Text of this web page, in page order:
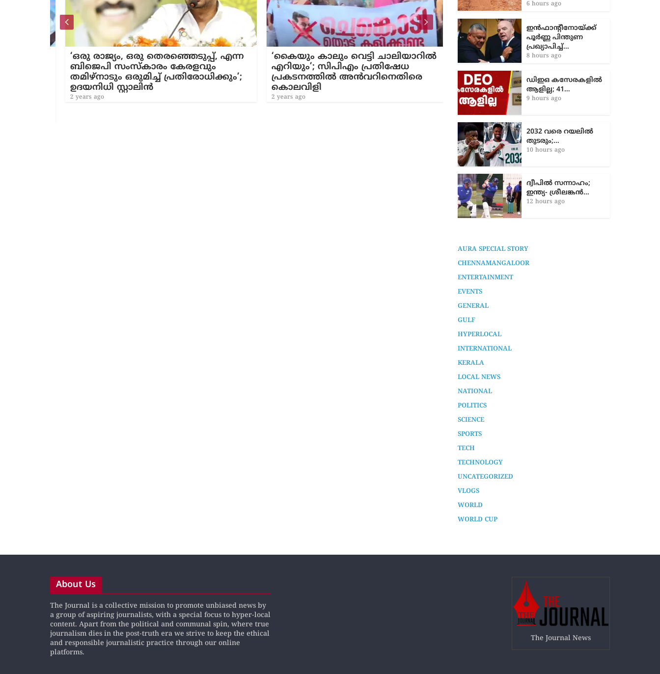
‘ഒരു രാജ്യം, ഒരു തെരഞ്ഞെടുപ്പ്, എന്ന
ബിജെപി സംസ്‌കാരം കേരളവും
തമിഴ്‌നാടും ഒരുമിച്ച് പ്രതിരോധിക്കും’;
ഉദയനിധി സ്റ്റാലിൻ
2 years ago
‘കൈയും കാലും വെട്ടി ചാലിയാറിൽ
എറിയും’; സിപിഎം പ്രതിഷേധ ​
പ്രകടനത്തിൽ അൻവറിനെതിരെ
കൊലവിളി
2 years ago
ടി.കെ അഷ്റഫിന്റെ സസ്​പെൻഷൻ;
സംഘ്പരിവാര്‍ ഫാസിസം തന്നെയാണ്
കേരള കമ്യൂണിസ്റ്റ് ഫാസിസവുമെന്നു
തിരിച്ചറിയുന്നുവെന്ന് നാസർ ഫൈസി
കൂടത്തായി
6 hours ago
ഇൻഫാന്റീനോയ്ക്ക്
പൂർണ്ണ പിന്തുണ
പ്രഖ്യാപിച്ച്…
8 hours ago
ഡിഇഒ കസേരകളില്‍
ആളില്ല; 41…
9 hours ago
2032 വരെ റയലിൽ
തുടരും;…
10 hours ago
ദ്വീപിൽ സന്നാഹം;
ഇന്ത്യ- ശ്രീലങ്കൻ…
12 hours ago
AURA SPECIAL STORY
CHENNAMANGALOOR
ENTERTAINMENT
EVENTS
GENERAL
GULF
HYPERLOCAL
INTERNATIONAL
KERALA
LOCAL NEWS
NATIONAL
POLITICS
SCIENCE
SPORTS
TECH
TECHNOLOGY
UNCATEGORIZED
VLOGS
WORLD
WORLD CUP
About Us
The Journal is a collective mission to promote unbiased news by
a group of aspiring journalists, with a special focus to hyper-local
content. Apart from the political and communal spin, where true
journalism dies in the post-truth era we strive to keep the ethical
and responsible journalistic practice through our online
platforms.
The Journal News